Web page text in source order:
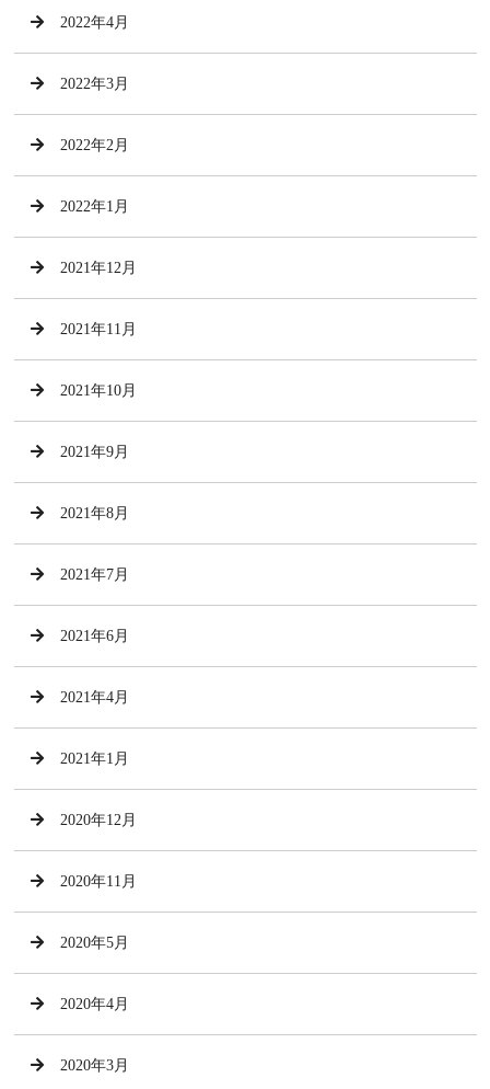
2022年4月
2022年3月
2022年2月
2022年1月
2021年12月
2021年11月
2021年10月
2021年9月
2021年8月
2021年7月
2021年6月
2021年4月
2021年1月
2020年12月
2020年11月
2020年5月
2020年4月
2020年3月